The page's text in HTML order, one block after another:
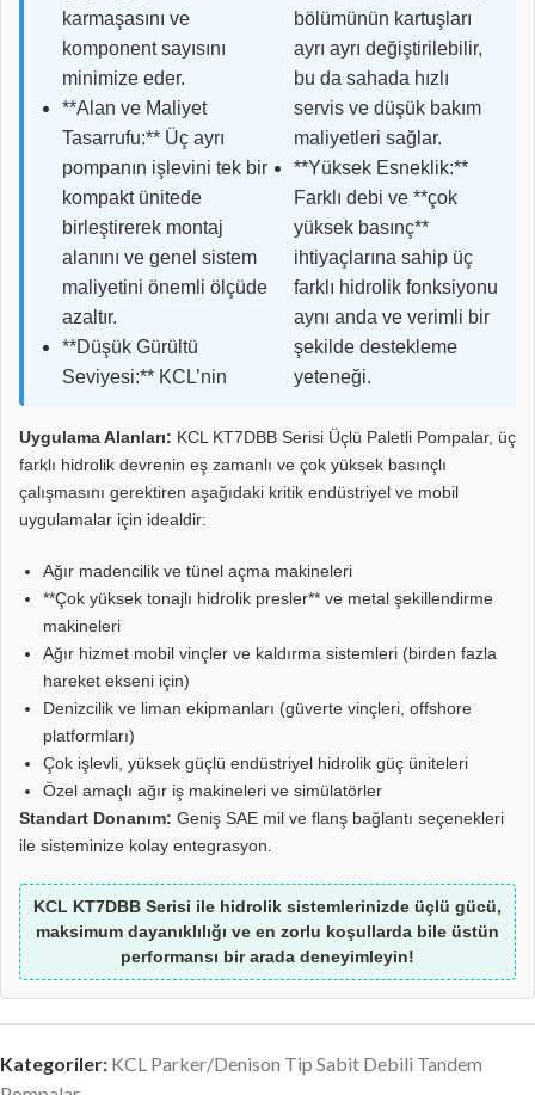
karmaşasını ve
komponent sayısını
minimize eder.
**Alan ve Maliyet
Tasarrufu:** Üç ayrı
pompanın işlevini tek bir
kompakt ünitede
birleştirerek montaj
alanını ve genel sistem
maliyetini önemli ölçüde
azaltır.
**Düşük Gürültü
Seviyesi:** KCL’nin
bölümünün kartuşları
ayrı ayrı değiştirilebilir,
bu da sahada hızlı
servis ve düşük bakım
maliyetleri sağlar.
**Yüksek Esneklik:**
Farklı debi ve **çok
yüksek basınç**
ihtiyaçlarına sahip üç
farklı hidrolik fonksiyonu
aynı anda ve verimli bir
şekilde destekleme
yeteneği.
Uygulama Alanları: KCL KT7DBB Serisi Üçlü Paletli Pompalar, üç
farklı hidrolik devrenin eş zamanlı ve çok yüksek basınçlı
çalışmasını gerektiren aşağıdaki kritik endüstriyel ve mobil
uygulamalar için idealdir:
Ağır madencilik ve tünel açma makineleri
**Çok yüksek tonajlı hidrolik presler** ve metal şekillendirme
makineleri
Ağır hizmet mobil vinçler ve kaldırma sistemleri (birden fazla
hareket ekseni için)
Denizcilik ve liman ekipmanları (güverte vinçleri, offshore
platformları)
Çok işlevli, yüksek güçlü endüstriyel hidrolik güç üniteleri
Özel amaçlı ağır iş makineleri ve simülatörler
Standart Donanım: Geniş SAE mil ve flanş bağlantı seçenekleri
ile sisteminize kolay entegrasyon.
KCL KT7DBB Serisi ile hidrolik sistemlerinizde üçlü gücü,
maksimum dayanıklılığı ve en zorlu koşullarda bile üstün
performansı bir arada deneyimleyin!
Kategoriler: KCL Parker/Denison Tip Sabit Debili Tandem